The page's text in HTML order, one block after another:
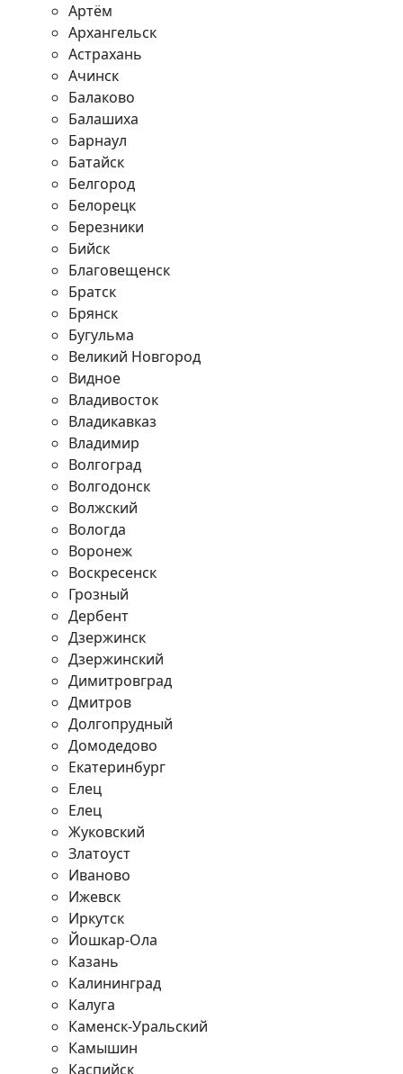
Артём
Архангельск
Астрахань
Ачинск
Балаково
Балашиха
Барнаул
Батайск
Белгород
Белорецк
Березники
Бийск
Благовещенск
Братск
Брянск
Бугульма
Великий Новгород
Видное
Владивосток
Владикавказ
Владимир
Волгоград
Волгодонск
Волжский
Вологда
Воронеж
Воскресенск
Грозный
Дербент
Дзержинск
Дзержинский
Димитровград
Дмитров
Долгопрудный
Домодедово
Екатеринбург
Елец
Елец
Жуковский
Златоуст
Иваново
Ижевск
Иркутск
Йошкар-Ола
Казань
Калининград
Калуга
Каменск-Уральский
Камышин
Каспийск